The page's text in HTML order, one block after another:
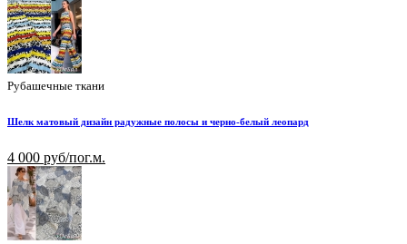
Рубашечные ткани
Шелк матовый дизайн радужные полосы и черно-белый леопард
4 000 руб/пог.м.